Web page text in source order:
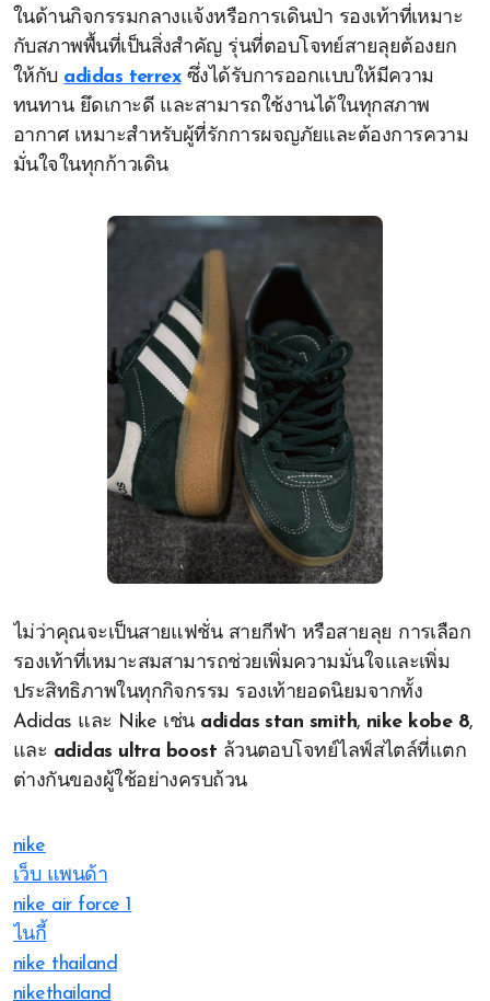
ในด้านกิจกรรมกลางแจ้งหรือการเดินป่า รองเท้าที่เหมาะ
กับสภาพพื้นที่เป็นสิ่งสำคัญ รุ่นที่ตอบโจทย์สายลุยต้องยก
ให้กับ adidas terrexซึ่งได้รับการออกแบบให้มีความ
ทนทาน ยึดเกาะดี และสามารถใช้งานได้ในทุกสภาพ
อากาศ เหมาะสำหรับผู้ที่รักการผจญภัยและต้องการความ
มั่นใจในทุกก้าวเดิน
ไม่ว่าคุณจะเป็นสายแฟชั่น สายกีฬา หรือสายลุย การเลือก
รองเท้าที่เหมาะสมสามารถช่วยเพิ่มความมั่นใจและเพิ่ม
ประสิทธิภาพในทุกกิจกรรม รองเท้ายอดนิยมจากทั้ง
Adidas และ Nike เช่น adidas stan smith, nike kobe 8,
และ adidas ultra boost ล้วนตอบโจทย์ไลฟ์สไตล์ที่แตก
ต่างกันของผู้ใช้อย่างครบถ้วน
nike
เว็บ แพนด้า
nike air force 1
ไนกี้
nike thailand
nikethailand